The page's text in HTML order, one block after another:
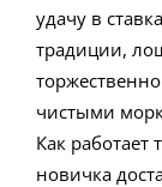
удачу в
традиции,
чистыми
Как работает
новичка